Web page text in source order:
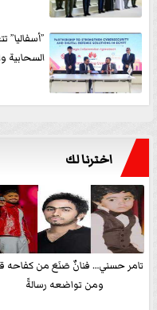
السحابية
اخترنا لك
تامر حسني… فنانٌ صَنَعَ من كفاحه
ومن تواضعه رسالةً